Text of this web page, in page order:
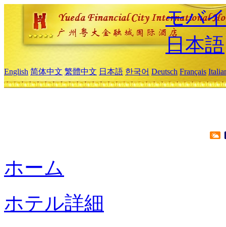
モバ
日本語
English 简体中文 繁體中文 日本語 한국어 Deutsch Français
ホーム
ホテル詳細